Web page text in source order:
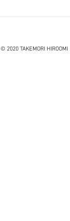
© 2020 TAKEMORI